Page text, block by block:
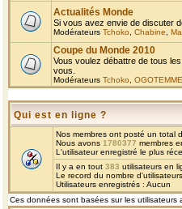
Actualités Monde
Si vous avez envie de discuter
Modérateurs Tchoko Chabine
Coupe du Monde 2010
Vous voulez débattre de tous
vous.
Modérateurs Tchoko
Qui est en ligne ?
Nos membres ont posté un total
Nous avons 1780377 membres
L'utilisateur enregistré le plus
Il y a en tout 383 utilisateurs en
Le record du nombre
Utilisateurs enregistrés : Aucun
Ces données sont basées sur les utilisateurs